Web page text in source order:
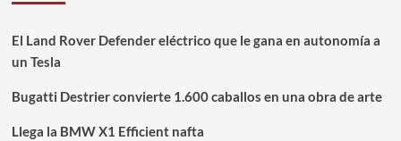
El Land Rover Defender eléctrico que le gana en autonomía a
un Tesla
Bugatti Destrier convierte 1.600 caballos en una obra de arte
Llega la BMW X1 Efficient nafta